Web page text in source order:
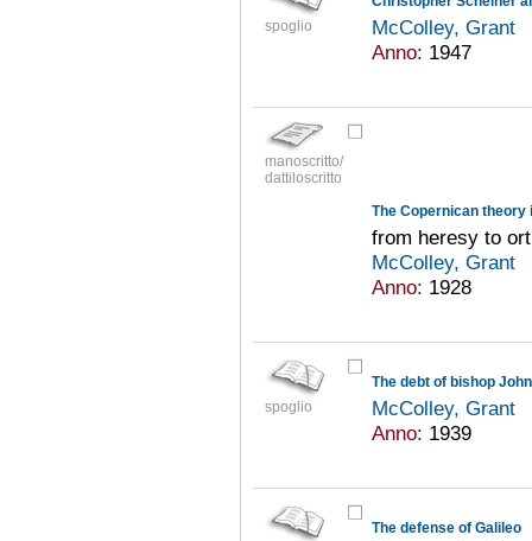
spoglio
McColley, Grant
Anno: 1947
manoscritto/
dattiloscritto
The Copernican theory
from heresy to
McColley, Grant
Anno: 1928
spoglio
McColley, Grant
Anno: 1939
The defense of Galileo